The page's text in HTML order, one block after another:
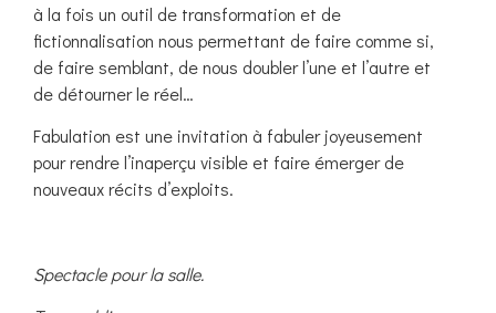
à la fois un outil de transformation et de
fictionnalisation nous permettant de faire comme si,
de faire semblant, de nous doubler l’une et l’autre et
de détourner le réel…
Fabulation est une invitation à fabuler joyeusement
pour rendre l’inaperçu visible et faire émerger de
nouveaux récits d’exploits.
Spectacle pour la salle.